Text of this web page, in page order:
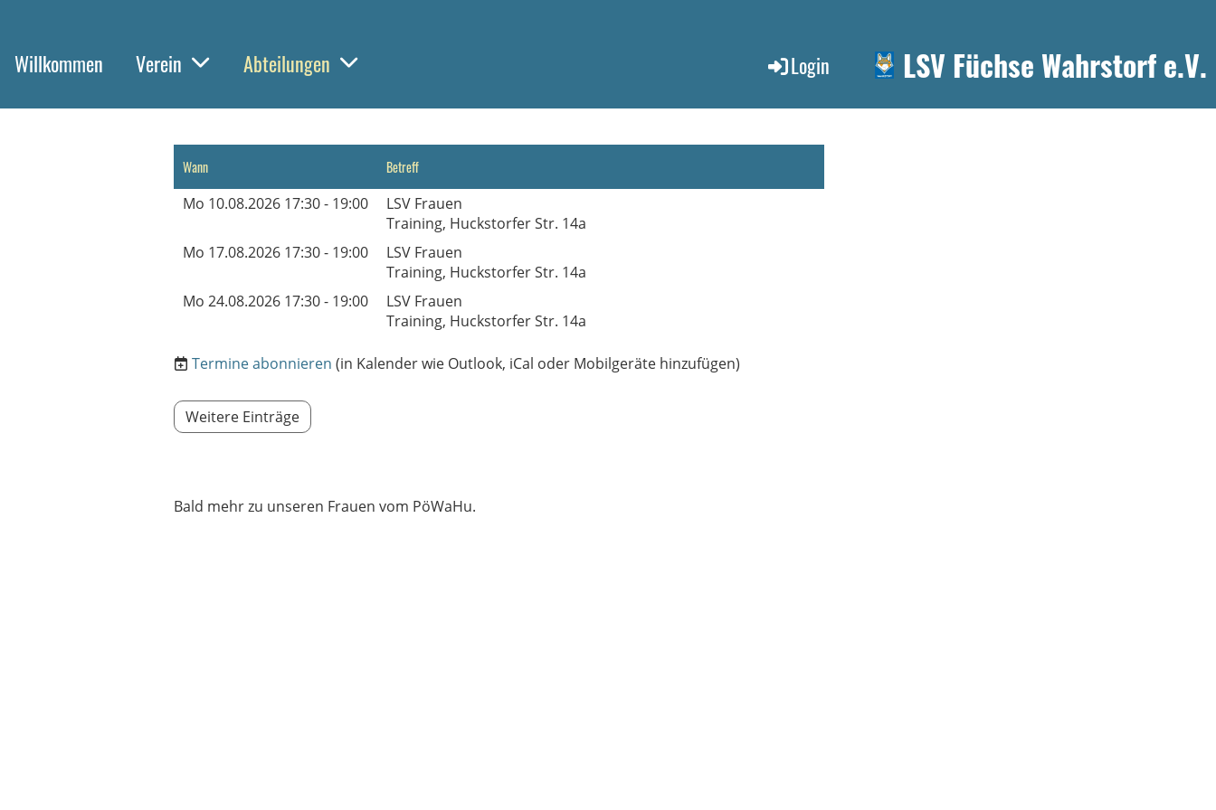
Willkommen Verein Abteilungen Login LSV Füchse Wahrstorf e.V.
Wann Betreff
Mo 10.08.2026 17:30 - 19:00
LSV Frauen
Training, Huckstorfer Str. 14a
Mo 17.08.2026 17:30 - 19:00
LSV Frauen
Training, Huckstorfer Str. 14a
Mo 24.08.2026 17:30 - 19:00
LSV Frauen
Training, Huckstorfer Str. 14a
Termine abonnieren (in Kalender wie Outlook, iCal oder Mobilgeräte hinzufügen)
Weitere Einträge
Bald mehr zu unseren Frauen vom PöWaHu.